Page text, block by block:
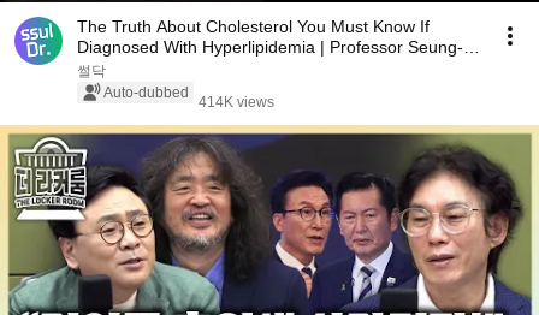
The Truth About Cholesterol You Must Know If
Diagnosed With Hyperlipidemia | Professor Seung-
Hun ...
썰닥
Auto-dubbed
414K views